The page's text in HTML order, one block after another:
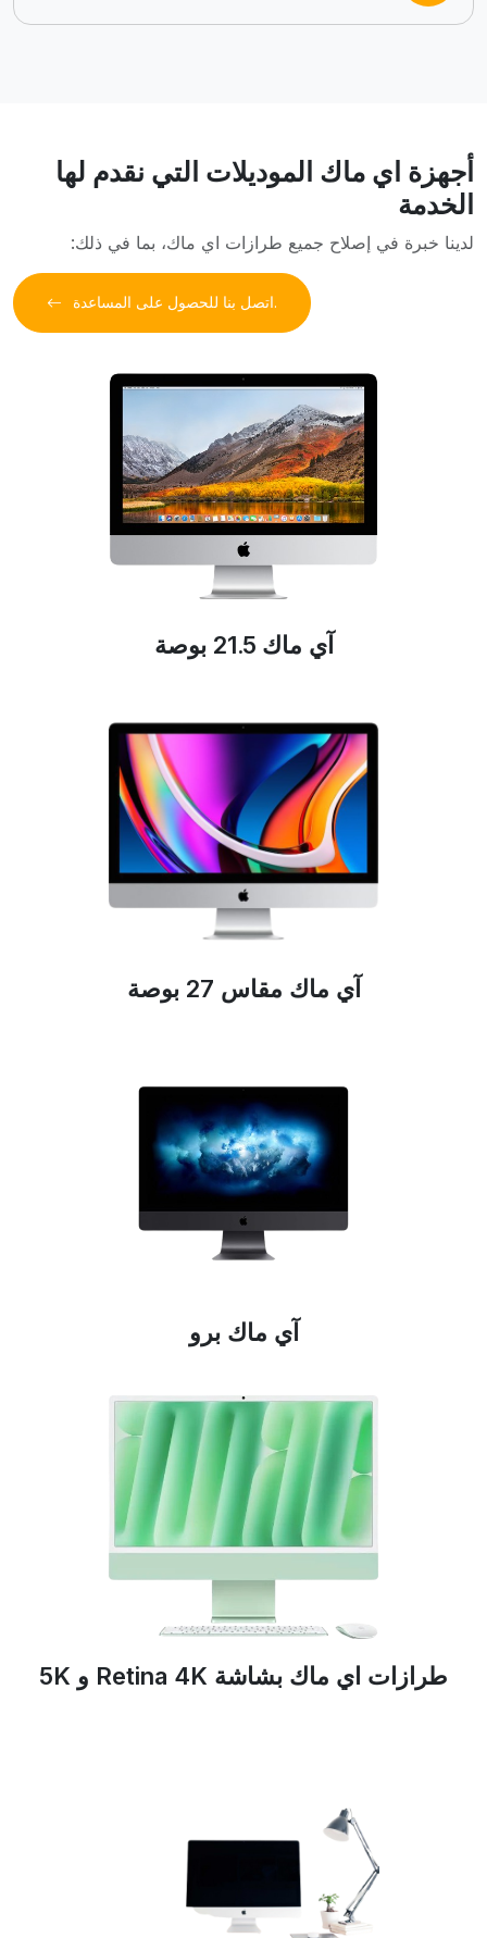
أجهزة اي ماك الموديلات التي نقدم لها
الخدمة
لدينا خبرة في إصلاح جميع طرازات اي ماك، بما في ذلك:
اتصل بنا للحصول على المساعدة.
آي ماك 21.5 بوصة
آي ماك مقاس 27 بوصة
آي ماك برو
طرازات اي ماك بشاشة Retina 4K و 5K